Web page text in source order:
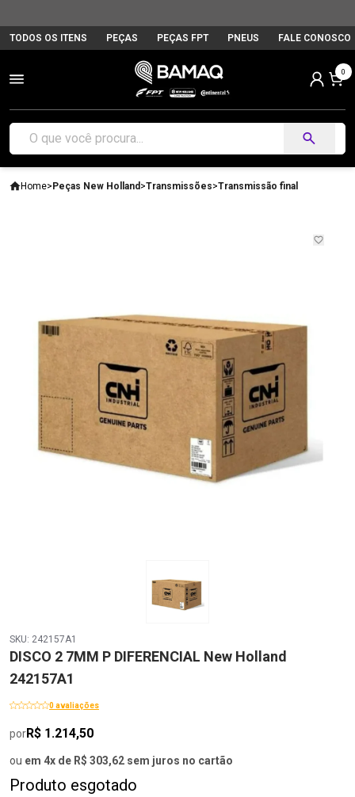
TODOS OS ITENS PEÇAS PEÇAS FPT PNEUS FALE CONOSCO
0
Home>Peças New Holland >Transmissões>Transmissão final
SKU: 242157A1
DISCO 2 7MM P DIFERENCIAL New Holland
242157A1
0 avaliações
porR$ 1.214,50
ou em 4x de R$ 303,62 sem juros no cartão
Produto esgotado